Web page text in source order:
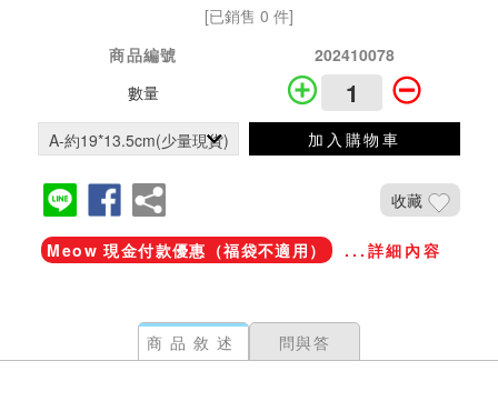
[已銷售 0 件]
商品編號
202410078
數量
加入購物車
收藏
Meow 現金付款優惠（福袋不適用） ...詳細內容
商品敘述 問與答